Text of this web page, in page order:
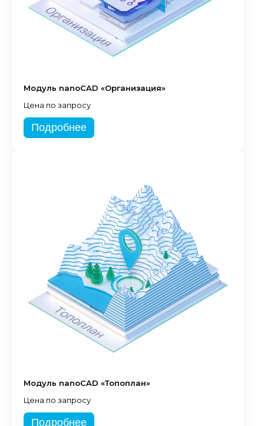
Модуль nanoCAD «Организация»
Цена по запросу
Подробнее
Модуль nanoCAD «Топоплан»
Цена по запросу
Подробнее